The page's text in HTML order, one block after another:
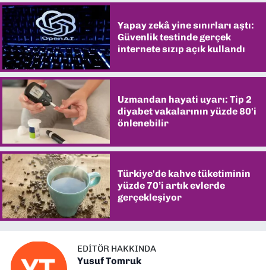
Yapay zekâ yine sınırları aştı:
Güvenlik testinde gerçek
internete sızıp açık kullandı
Uzmandan hayati uyarı: Tip 2
diyabet vakalarının yüzde 80'i
önlenebilir
Türkiye'de kahve tüketiminin
yüzde 70’i artık evlerde
gerçekleşiyor
EDITÖR HAKKINDA
Yusuf Tomruk